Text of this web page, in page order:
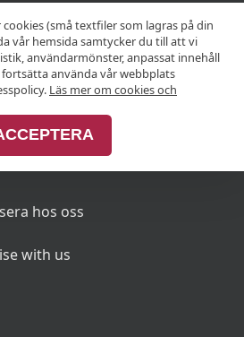
restaurang
hos oss
with us
(små textfiler som lagras på din
vår hemsida samtycker du till att vi
användarmönster, anpassat innehåll
använda vår webbplats
Läs mer om cookies och